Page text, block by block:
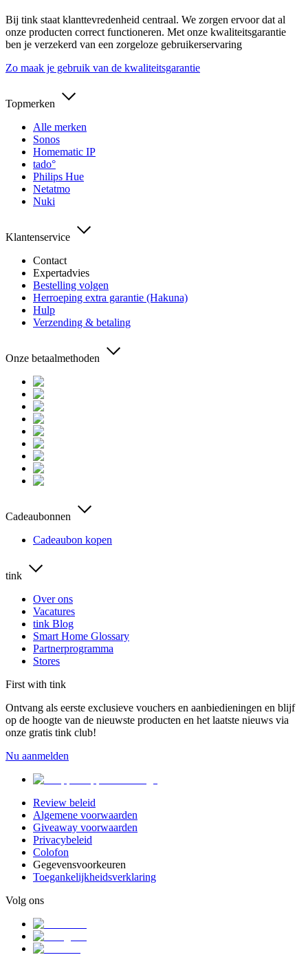
Bij tink staat klanttevredenheid centraal. We zorgen ervoor dat al
onze producten correct functioneren. Met onze kwaliteitsgarantie
ben je verzekerd van een zorgeloze gebruikerservaring
Zo maak je gebruik van de kwaliteitsgarantie
Topmerken
Alle merken
Sonos
Homematic IP
tado°
Philips Hue
Netatmo
Nuki
Klantenservice
Contact
Expertadvies
Bestelling volgen
Herroeping extra garantie (Hakuna)
Hulp
Verzending & betaling
Onze betaalmethoden
Cadeaubonnen
Cadeaubon kopen
tink
Over ons
Vacatures
tink Blog
Smart Home Glossary
Partnerprogramma
Stores
First with tink
Ontvang als eerste exclusieve vouchers en aanbiedieningen en blijf
op de hoogte van de nieuwste producten en het laatste nieuws via
onze gratis tink club!
Nu aanmelden
Review beleid
Algemene voorwaarden
Giveaway voorwaarden
Privacybeleid
Colofon
Gegevensvoorkeuren
Toegankelijkheidsverklaring
Volg ons